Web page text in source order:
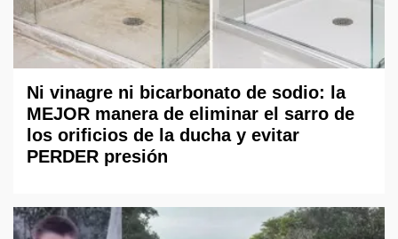
Ni vinagre ni bicarbonato de sodio: la
MEJOR manera de eliminar el sarro de
los orificios de la ducha y evitar
PERDER presión